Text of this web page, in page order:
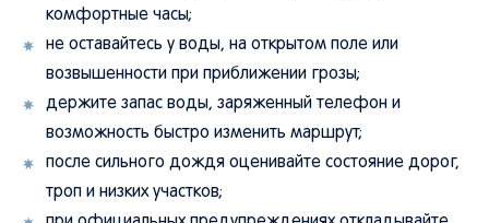
комфортные часы;
не оставайтесь у воды, на открытом поле или
возвышенности при приближении грозы;
держите запас воды, заряженный телефон и
возможность быстро изменить маршрут;
после сильного дождя оценивайте состояние дорог,
троп и низких участков;